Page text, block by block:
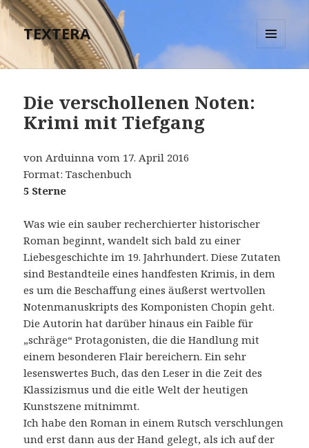
TEXTERA
Die verschollenen Noten:
Krimi mit Tiefgang
von Arduinna vom 17. April 2016
Format: Taschenbuch
5 Sterne
Was wie ein sauber recherchierter historischer
Roman beginnt, wandelt sich bald zu einer
Liebesgeschichte im 19. Jahrhundert. Diese Zutaten
sind Bestandteile eines handfesten Krimis, in dem
es um die Beschaffung eines äußerst wertvollen
Notenmanuskripts des Komponisten Chopin geht.
Die Autorin hat darüber hinaus ein Faible für
„schräge“ Protagonisten, die die Handlung mit
einem besonderen Flair bereichern. Ein sehr
lesenswertes Buch, das den Leser in die Zeit des
Klassizismus und die eitle Welt der heutigen
Kunstszene mitnimmt.
Ich habe den Roman in einem Rutsch verschlungen
und erst dann aus der Hand gelegt, als ich auf der